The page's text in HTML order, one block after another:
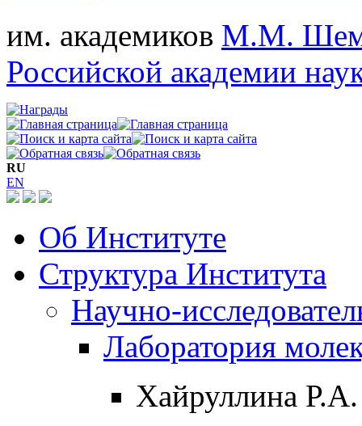
им. академиков М.М.
Российской академии
RU
EN
Об Институте
Структура Института
Научно-
Лаборатория
Хайруллина Р.А.